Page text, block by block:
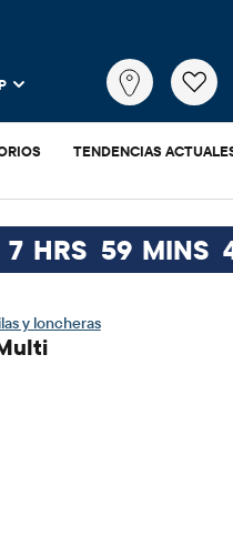
los resultados de
TENDENCIAS
7 HRS 59 MINS
y loncheras